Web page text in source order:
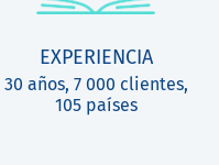
EXPERIENCIA
30 años, 7 000 clientes,
105 países